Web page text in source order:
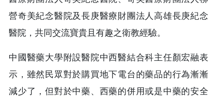
營奇美紀念醫院及長庚醫療財團法人高雄長庚紀念
醫院，共同交流寶貴且有趣之衛教經驗。
中國醫藥大學附設醫院中西醫結合科主任顏宏融表
示，雖然民眾對於購買地下電台的藥品的行為漸漸
減少了，但對於中藥、西藥的併用或是中藥的安全